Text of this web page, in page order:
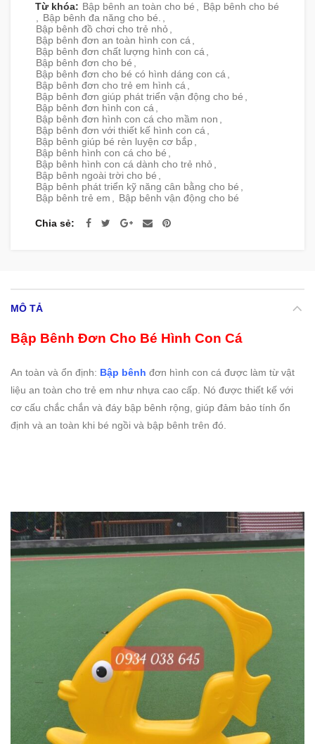
Từ khóa: Bập bênh an toàn cho bé , Bập bênh cho bé
, Bập bênh đa năng cho bé. ,
Bập bênh đồ chơi cho trẻ nhỏ ,
Bập bênh đơn an toàn hình con cá,
Bập bênh đơn chất lượng hình con cá,
Bập bênh đơn cho bé ,
Bập bênh đơn cho bé có hình dáng con cá,
Bập bênh đơn cho trẻ em hình cá,
Bập bênh đơn giúp phát triển vận động cho bé ,
Bập bênh đơn hình con cá,
Bập bênh đơn hình con cá cho mầm non ,
Bập bênh đơn với thiết kế hình con cá,
Bập bênh giúp bé rèn luyện cơ bắp,
Bập bênh hình con cá cho bé ,
Bập bênh hình con cá dành cho trẻ nhỏ ,
Bập bênh ngoài trời cho bé ,
Bập bênh phát triển kỹ năng cân bằng cho bé ,
Bập bênh trẻ em , Bập bênh vận động cho bé
Chia sẻ
MÔ TẢ
Bập Bênh Đơn Cho Bé Hình Con Cá
An toàn và ổn định: Bập bênh đơn hình con cá được làm từ vật
liệu an toàn cho trẻ em như nhựa cao cấp. Nó được thiết kế với
cơ cấu chắc chắn và đáy bập bênh rộng, giúp đảm bảo tính ổn
định và an toàn khi bé ngồi và bập bênh trên đó.